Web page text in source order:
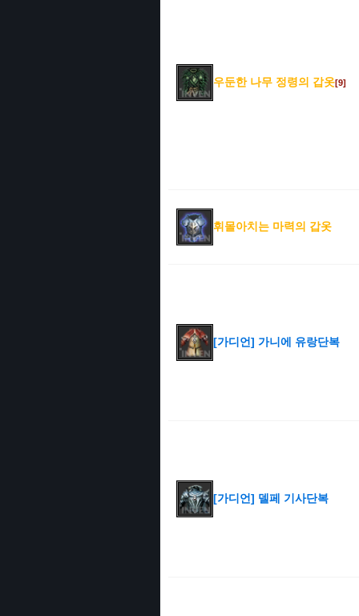
우둔한 나무 정령의 갑옷[9]
휘몰아치는 마력의 갑옷
[가디언] 가니에 유랑단복
[가디언] 델페 기사단복